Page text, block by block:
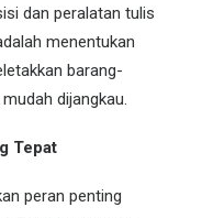
dan peralatan tulis
menentukan
barang-
dijangkau.
Tepat
peran penting